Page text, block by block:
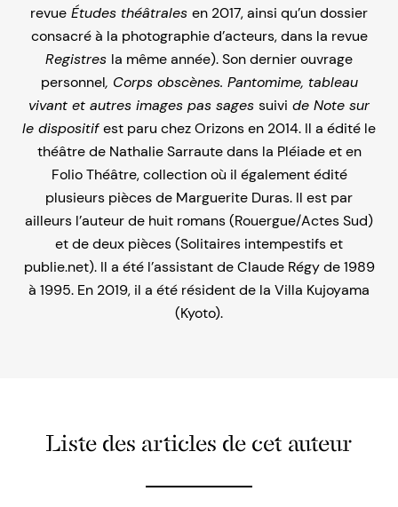
revue Études théâtrales en 2017, ainsi qu’un dossier
consacré à la photographie d’acteurs, dans la revue
Registres la même année). Son dernier ouvrage
personnel, Corps obscènes. Pantomime, tableau
vivant et autres images pas sages suivi de Note sur
le dispositifest paru chez Orizons en 2014. Il a édité le
théâtre de Nathalie Sarraute dans la Pléiade et en
Folio Théâtre, collection où il également édité
plusieurs pièces de Marguerite Duras. Il est par
ailleurs l’auteur de huit romans (Rouergue/Actes Sud)
et de deux pièces (Solitaires intempestifs et
publie.net). Il a été l’assistant de Claude Régy de 1989
à 1995. En 2019, il a été résident de la Villa Kujoyama
(Kyoto).
Liste des articles de cet auteur